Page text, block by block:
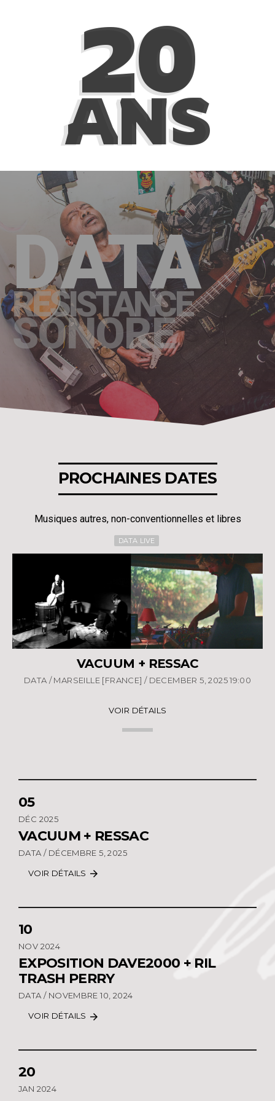
20
ANS
DATA
RÉSISTANCE
SONORE
PROCHAINES DATES
Musiques autres, non-conventionnelles et libres
DATA LIVE
VACUUM + RESSAC
DATA / MARSEILLE [FRANCE] / DECEMBER 5, 2025 19:00
VOIR DÉTAILS
05
DÉC 2025
VACUUM + RESSAC
DATA / DÉCEMBRE 5, 2025
VOIR DÉTAILS arrow_forward
10
NOV 2024
EXPOSITION DAVE2000 + RIL
TRASH PERRY
DATA / NOVEMBRE 10, 2024
VOIR DÉTAILS arrow_forward
20
JAN 2024